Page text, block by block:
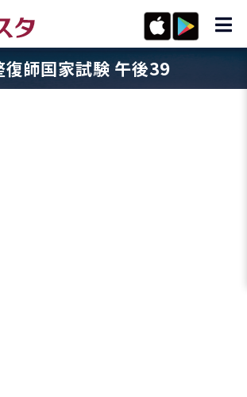
師国家試験 午後39